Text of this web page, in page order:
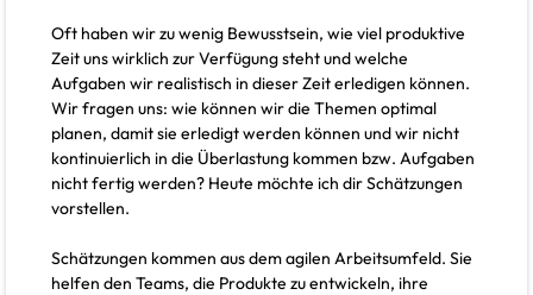
Oft haben wir zu wenig Bewusstsein, wie viel produktive
Zeit uns wirklich zur Verfügung steht und welche
Aufgaben wir realistisch in dieser Zeit erledigen können.
Wir fragen uns: wie können wir die Themen optimal
planen, damit sie erledigt werden können und wir nicht
kontinuierlich in die Überlastung kommen bzw. Aufgaben
nicht fertig werden? Heute möchte ich dir Schätzungen
vorstellen.
Schätzungen kommen aus dem agilen Arbeitsumfeld. Sie
helfen den Teams, die Produkte zu entwickeln, ihre